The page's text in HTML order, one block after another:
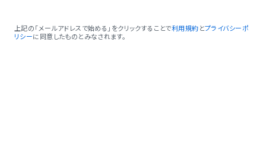
上記の「メールアドレスで始める」をクリックすることで利用規約 とプライバシーポ
リシーに同意したものとみなされます。